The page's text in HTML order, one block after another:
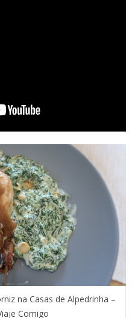
na Casas de Alpedrinha –
Comigo